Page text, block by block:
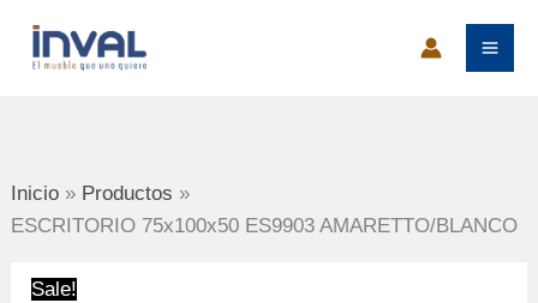
Inicio
Productos
ESCRITORIO 75x100x50 ES9903 AMARETTO/BLANCO
Sale!